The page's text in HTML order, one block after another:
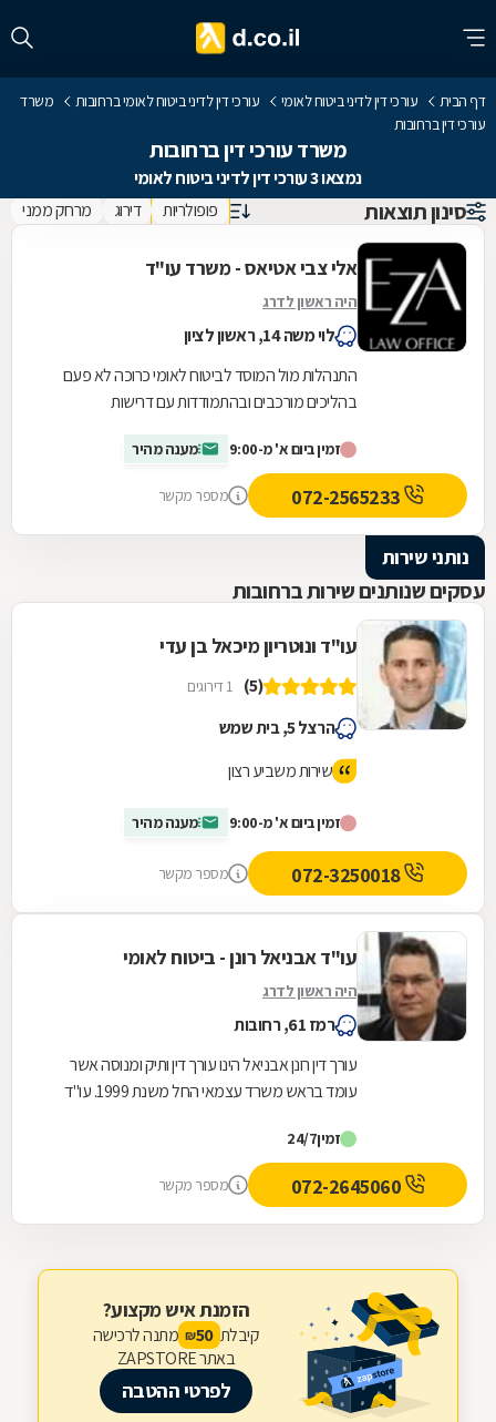
דף הבית עורכי דין לדיני ביטוח לאומי עורכי דין לדיני ביטוח לאומי ברחובות
משרד
עורכי דין ברחובות
משרד עורכי דין ברחובות
נמצאו 3 עורכי דין לדיני ביטוח לאומי
סינון תוצאות פופולריות דירוג מרחק ממני
אלי צבי אטיאס - משרד עו"ד
היה ראשון לדרג
לוי משה 14, ראשון לציון
התנהלות מול המוסד לביטוח לאומי כרוכה לא פעם
בהליכים מורכבים ובהתמודדות עם דרישות
ליווי...זמין ביום א' מ-9:00 מענה מהיר
מספר מקשר
נותני שירות
עסקים שנותנים שירות ברחובות
עו"ד ונוטריון מיכאל בן עדי
(5) 1 דירוגים
הרצל 5, בית שמש
שירות משביע רצון
זמין ביום א' מ-9:00 מענה מהיר
072-3250018 מספר מקשר
עו"ד אבניאל רונן - ביטוח לאומי
היה ראשון לדרג
רמז 61, רחובות
עורך דין רונן אבניאל הינו עורך דין ותיק ומנוסה אשר
עומד בראש משרד עצמאי החל משנת 1999. עו"ד
זמין24/7
מספר מקשר
הזמנת איש מקצוע?
קיבלת 50
₪ מתנה לרכישה
באתר ZAPSTORE
לפרטי ההטבה